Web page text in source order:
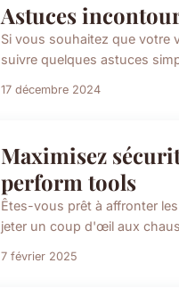
Astuces
Si vous souhaitez que votre
suivre quelques astuces
17 décembre 2024
Maximisez
perform tools
Êtes-vous prêt à affronter
jeter un coup d'œil aux
7 février 2025